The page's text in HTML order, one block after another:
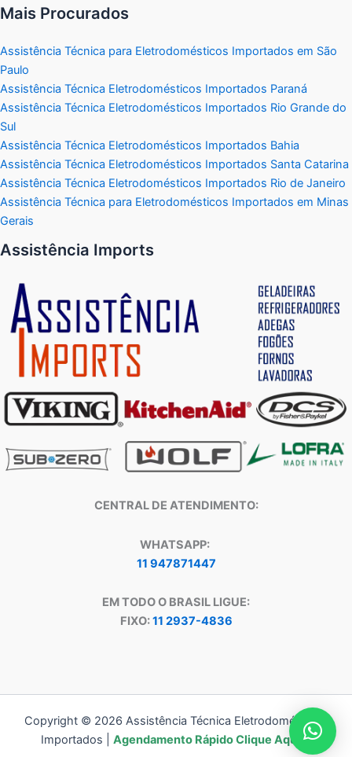
Mais Procurados
Assistência Técnica para Eletrodomésticos Importados em São
Paulo
Assistência Técnica Eletrodomésticos Importados Paraná
Assistência Técnica Eletrodomésticos Importados Rio Grande do
Sul
Assistência Técnica Eletrodomésticos Importados Bahia
Assistência Técnica Eletrodomésticos Importados Santa Catarina
Assistência Técnica Eletrodomésticos Importados Rio de Janeiro
Assistência Técnica para Eletrodomésticos Importados em Minas
Gerais
Assistência Imports
CENTRAL DE ATENDIMENTO:
WHATSAPP:
11 947871447
EM TODO O BRASIL LIGUE:
FIXO:11 2937-4836
Copyright © 2026 Assistência Técnica Eletrodomésticos
Importados | Agendamento Rápido Clique Aqui!!!